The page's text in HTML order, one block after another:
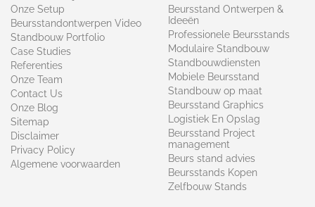
Onze Setup
Beursstandontwerpen Video
Standbouw Portfolio
Case Studies
Referenties
Onze Team
Contact Us
Onze Blog
Sitemap
Disclaimer
Privacy Policy
Algemene voorwaarden
Beursstand Ontwerpen &
Ideeën
Professionele Beursstands
Modulaire Standbouw
Standbouwdiensten
Mobiele Beursstand
Standbouw op maat​
Beursstand Graphics
Logistiek En Opslag
Beursstand Project
management
Beurs stand advies
Beursstands Kopen
Zelfbouw Stands